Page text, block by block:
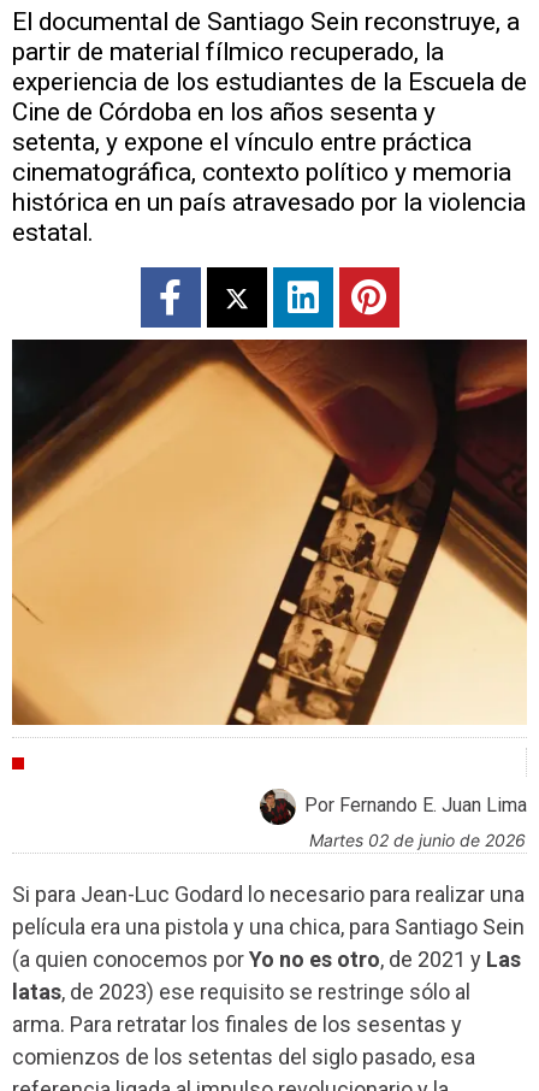
El documental de Santiago Sein reconstruye, a
partir de material fílmico recuperado, la
experiencia de los estudiantes de la Escuela de
Cine de Córdoba en los años sesenta y
setenta, y expone el vínculo entre práctica
cinematográfica, contexto político y memoria
histórica en un país atravesado por la violencia
estatal.
Por Fernando E. Juan Lima
martes 02 de junio de 2026
Si para Jean-Luc Godard lo necesario para realizar una
película era una pistola y una chica, para Santiago Sein
(a quien conocemos porYo no es otro, de 2021 y Las
latas, de 2023) ese requisito se restringe sólo al
arma. Para retratar los finales de los sesentas y
comienzos de los setentas del siglo pasado, esa